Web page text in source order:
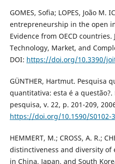
GOMES, Sofia; LOPES, João M.
entrepreneurship in the open
Evidence from OECD
Technology, Market, and
DOI: https://doi.org/10.3390/
GÜNTHER, Hartmut. Pesquisa
quantitativa: esta é a questão?.
pesquisa, v. 22, p. 201-209,
https://doi.org/10.1590/S0102-
HEMMERT, M.; CROSS, A. R.;
distinctiveness and diversity of
in China, Japan, and South